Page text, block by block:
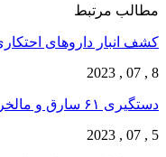
مطالب مرتبط
کشف انبار داروهای
8 , 07 , 2023
دستگیری ۶۱ سارق و مالخر در طرح امنیت محله محور لرستان
5 , 07 , 2023